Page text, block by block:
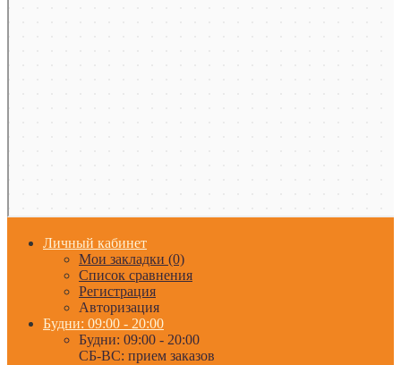
Личный кабинет
Мои закладки (0)
Список сравнения
Регистрация
Авторизация
Будни: 09:00 - 20:00
Будни: 09:00 - 20:00
СБ-ВС: прием заказов